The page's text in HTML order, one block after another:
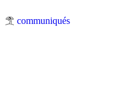
communiqués